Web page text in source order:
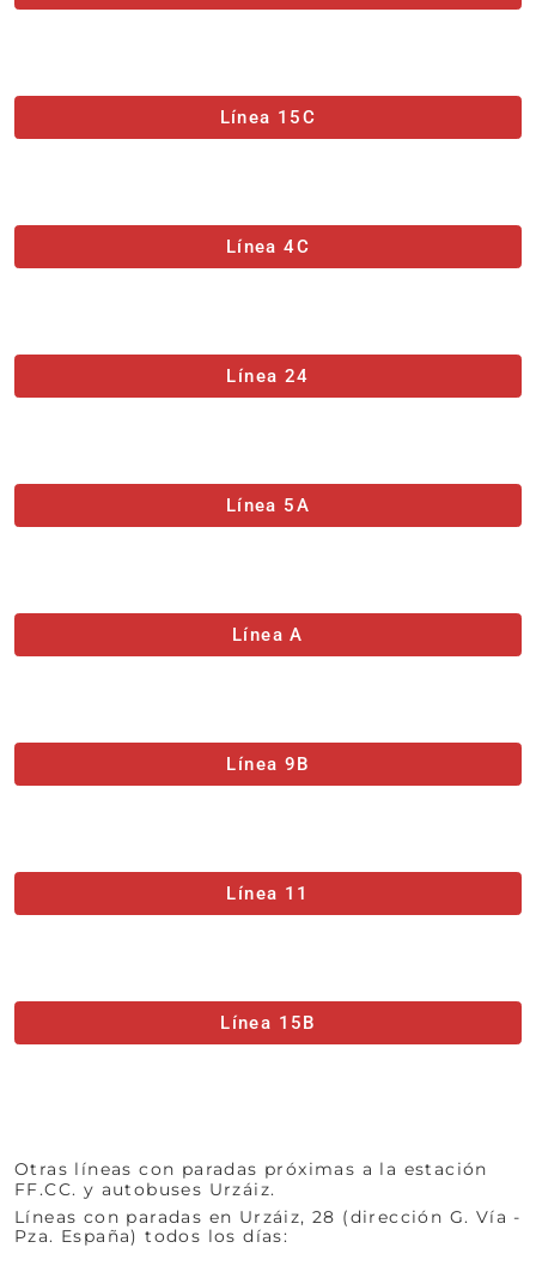
Línea 15C
Línea 4C
Línea 24
Línea 5A
Línea A
Línea 9B
Línea 11
Línea 15B
Otras líneas con paradas próximas a la estación
FF.CC. y autobuses Urzáiz.
Líneas con paradas en Urzáiz, 28 (dirección G. Vía -
Pza. España) todos los días: